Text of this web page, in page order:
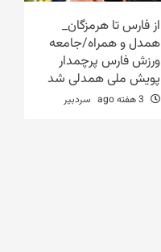
از فارس تا هرمزگان_
همدل و همراه/جامعه
ورزش فارس پرچمدار
پویش ملی همدلی شد
سردبیر